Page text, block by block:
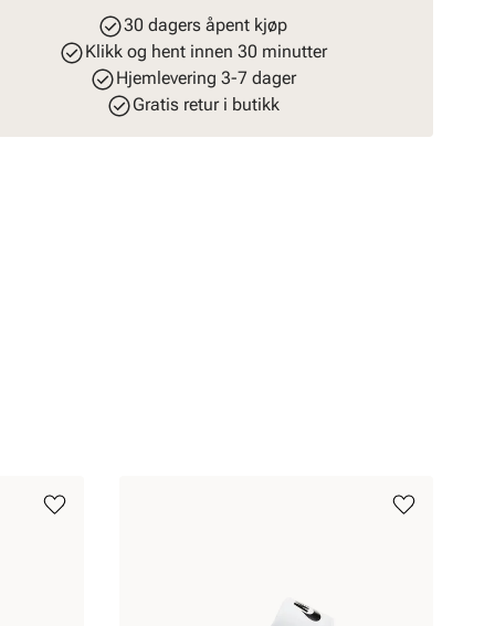
30 dagers åpent kjøp
Klikk og hent innen 30 minutter
Hjemlevering 3-7 dager
Gratis retur i butikk